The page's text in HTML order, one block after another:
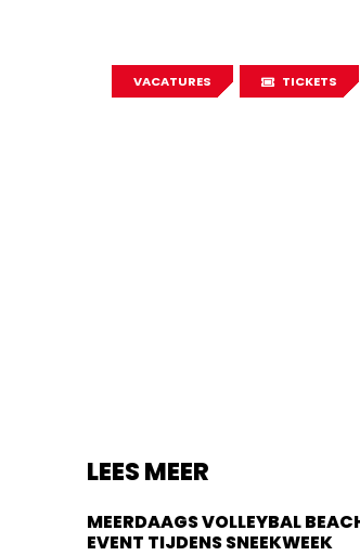
VACATURES TICKETS
LEES MEER
MEERDAAGS VOLLEYBAL
EVENT TIJDENS SNEEKWEEK